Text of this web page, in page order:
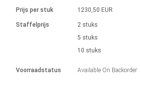
Eenheidssysteem
Solenoïden
driver
Ø 28-42| 1-1400 rpm | <= 290Ncm
Borstelloze DC-motordrivers
Borstel DC-motordrivers DPWM-
Stappenmotor drivers
Synchroon-asynchroon | voor 1-4 aandrijvingen
Besturingskasten
Synchroon-asynchroon | voor 1-4 aandrijvingen
Français (EUR)
Prijs per stuk
Staffelprijs
Voorraadstatus
1230,50 EUR
2 stuks
5 stuks
10 stuks
Available On Backorder